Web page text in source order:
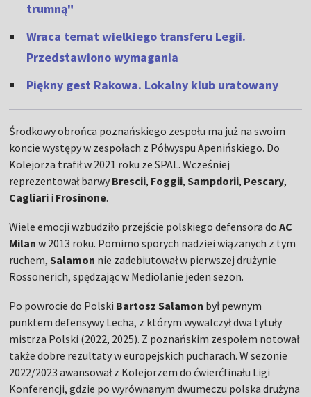
trumną"
Wraca temat wielkiego transferu Legii.
Przedstawiono wymagania
Piękny gest Rakowa. Lokalny klub uratowany
Środkowy obrońca poznańskiego zespołu ma już na swoim
koncie występy w zespołach z Półwyspu Apenińskiego. Do
Kolejorza trafił w 2021 roku ze SPAL. Wcześniej
reprezentował barwy Brescii, Foggii,Sampdorii, Pescary,
Cagliari i Frosinone.
Wiele emocji wzbudziło przejście polskiego defensora doAC
Milan w 2013 roku. Pomimo sporych nadziei wiązanych z tym
ruchem,Salamon nie zadebiutował w pierwszej drużynie
Rossonerich, spędzając w Mediolanie jeden sezon.
Po powrocie do Polski Bartosz Salamon był pewnym
punktem defensywy Lecha, z którym wywalczył dwa tytuły
mistrza Polski (2022, 2025). Z poznańskim zespołem notował
także dobre rezultaty w europejskich pucharach. W sezonie
2022/2023 awansował z Kolejorzem do ćwierćfinału Ligi
Konferencji, gdzie po wyrównanym dwumeczu polska drużyna